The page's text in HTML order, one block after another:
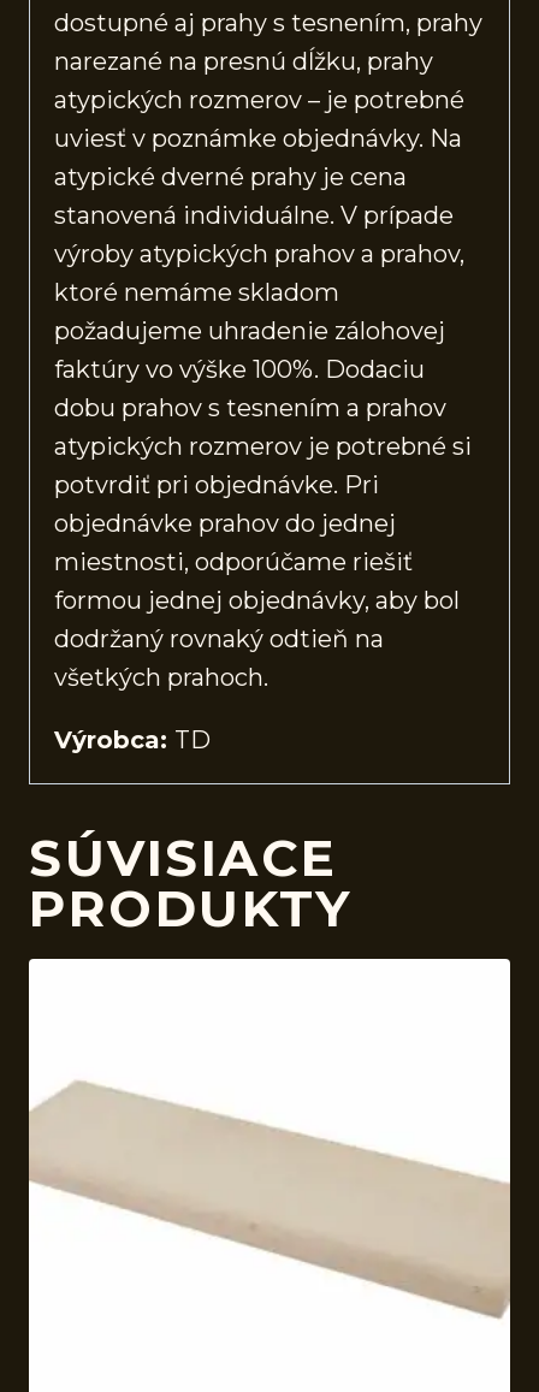
dostupné aj prahy s tesnením, prahy
narezané na presnú dĺžku, prahy
atypických rozmerov – je potrebné
uviesť v poznámke objednávky. Na
atypické dverné prahy je cena
stanovená individuálne. V prípade
výroby atypických prahov a prahov,
ktoré nemáme skladom
požadujeme uhradenie zálohovej
faktúry vo výške 100%. Dodaciu
dobu prahov s tesnením a prahov
atypických rozmerov je potrebné si
potvrdiť pri objednávke. Pri
objednávke prahov do jednej
miestnosti, odporúčame riešiť
formou jednej objednávky, aby bol
dodržaný rovnaký odtieň na
všetkých prahoch.
Výrobca: TD
SÚVISIACE
PRODUKTY